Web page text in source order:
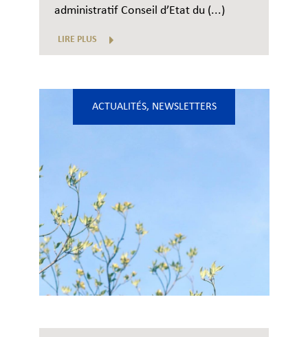
administratif Conseil d’Etat du (...)
LIRE PLUS
ACTUALITÉS, NEWSLETTERS